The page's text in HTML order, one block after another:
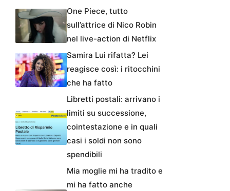
One Piece, tutto
sull’attrice di Nico Robin
nel live-action di Netflix
Samira Lui rifatta? Lei
reagisce così: i ritocchini
che ha fatto
Libretti postali: arrivano i
limiti su successione,
cointestazione e in quali
casi i soldi non sono
spendibili
Mia moglie mi ha tradito e
mi ha fatto anche